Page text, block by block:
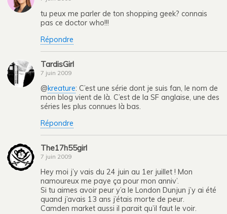
tu peux me parler de ton shopping geek? connais
pas ce doctor who!!!
Répondre
TardisGirl
7 juin 2009
@kreature: C’est une série dont je suis fan, le nom de
mon blog vient de là. C’est de la SF anglaise, une des
séries les plus connues là bas.
Répondre
The17h55girl
7 juin 2009
Hey moi j’y vais du 24 juin au 1er juillet ! Mon
namoureux me paye ça pour mon anniv’.
Si tu aimes avoir peur y’a le London Dunjun j’y ai été
quand j’avais 13 ans j’étais morte de peur.
Camden market aussi il parait qu’il faut le voir.